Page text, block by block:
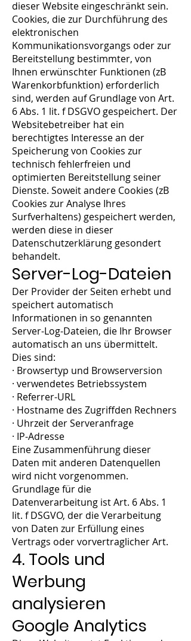
dieser Website eingeschränkt sein.
Cookies, die zur Durchführung des
elektronischen
Kommunikationsvorgangs oder zur
Bereitstellung bestimmter, von
Ihnen erwünschter Funktionen (zB
Warenkorbfunktion) erforderlich
sind, werden auf Grundlage von Art.
6 Abs. 1 lit. f DSGVO gespeichert. Der
Websitebetreiber hat ein
berechtigtes Interesse an der
Speicherung von Cookies zur
technisch fehlerfreien und
optimierten Bereitstellung seiner
Dienste. Soweit andere Cookies (zB
Cookies zur Analyse Ihres
Surfverhaltens) gespeichert werden,
werden diese in dieser
Datenschutzerklärung gesondert
behandelt.
Server-Log-Dateien
Der Provider der Seiten erhebt und
speichert automatisch
Informationen in so genannten
Server-Log-Dateien, die Ihr Browser
automatisch an uns übermittelt.
Dies sind:
· Browsertyp und Browserversion
· verwendetes Betriebssystem
· Referrer-URL
· Hostname des Zugriffden Rechners
· Uhrzeit der Serveranfrage
· IP-Adresse
Eine Zusammenführung dieser
Daten mit anderen Datenquellen
wird nicht vorgenommen.
Grundlage für die
Datenverarbeitung ist Art. 6 Abs. 1
lit. f DSGVO, der die Verarbeitung
von Daten zur Erfüllung eines
Vertrags oder vorvertraglicher Art.
4. Tools und
Werbung
analysieren
Google Analytics